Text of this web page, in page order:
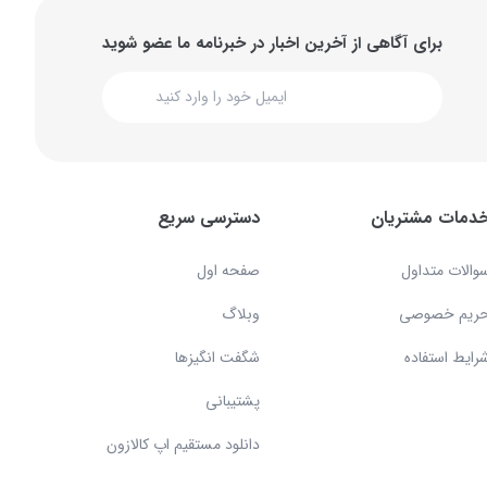
برای آگاهی از آخرین اخبار در خبرنامه ما عضو شوید
مشتریان
متداول
خصوصی
استفاده
دسترسی سریع
صفحه اول
وبلاگ
شگفت انگیزها
پشتیبانی
دانلود مستقیم اپ کالازون